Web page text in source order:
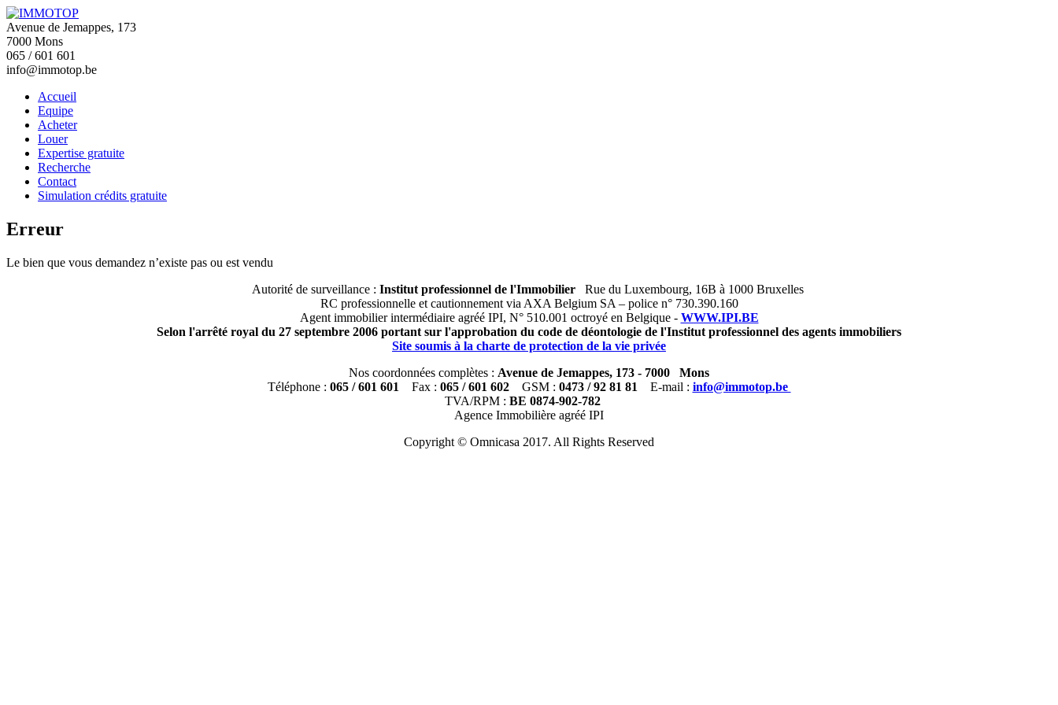
Avenue de Jemappes, 173
7000 Mons
065 / 601 601
info@immotop.be
Accueil
Equipe
Acheter
Louer
Expertise gratuite
Recherche
Contact
Simulation crédits gratuite
Erreur
Le bien que vous demandez n’existe pas ou est vendu
Autorité de surveillance : Institut professionnel de l'ImmobilierRue du Luxembourg, 16B à 1000 Bruxelles
RC professionnelle et cautionnement via AXA Belgium SA – police n° 730.390.160
Agent immobilier intermédiaire agréé IPI, N° 510.001 octroyé en Belgique - WWW.IPI.BE
Selon l'arrêté royal du 27 septembre 2006 portant sur l'approbation du code de déontologie de l'Institut professionnel des agents immobiliers
Site soumis à la charte de protection de la vie privée
Nos coordonnées complètes : Avenue de Jemappes, 173 - 7000 Mons
Téléphone : 065 / 601 601 Fax : 065 / 601 602GSM : 0473 / 92 81 81 E-mail : info@immotop.be
TVA/RPM : BE 0874-902-782
Agence Immobilière agréé IPI
Copyright © Omnicasa 2017. All Rights Reserved